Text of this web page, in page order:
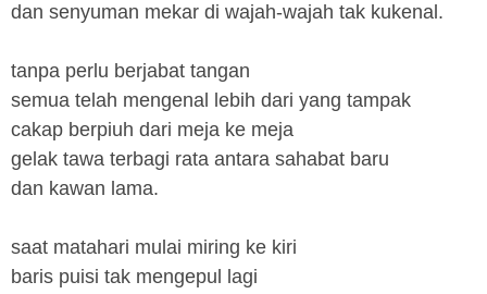
dan senyuman mekar di wajah-wajah tak kukenal.
tanpa perlu berjabat tangan
semua telah mengenal lebih dari yang tampak
cakap berpiuh dari meja ke meja
gelak tawa terbagi rata antara sahabat baru
dan kawan lama.
saat matahari mulai miring ke kiri
baris puisi tak mengepul lagi